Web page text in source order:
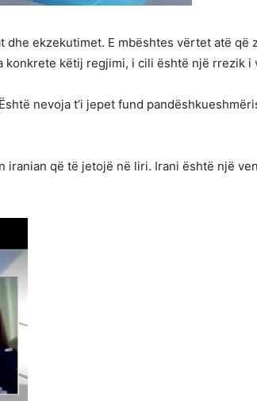
ekzekutimet. E mbështes vërtet atë që
konkrete këtij regjimi, i cili është një rrezik
nevoja t’i jepet fund
që të jetojë në liri. Irani është një